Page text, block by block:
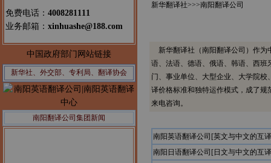
免费电话： 4008281111
业务邮箱： xinhuashe@188.com
中国政府部门网站链接
新华社、外交部、专利局、翻译协会
南阳翻译公司集团新闻
新华翻译社>>>南阳翻译公司
新华翻译社（南阳翻译公司）作为
语、法语、德语、俄语、韩语、西
门、事业单位、大型企业、大学院
译价格标准和独特运作模式，成了
来电咨询。
南阳英语翻译公司[英文与中文的互
南阳日语翻译公司[日文与中文的互